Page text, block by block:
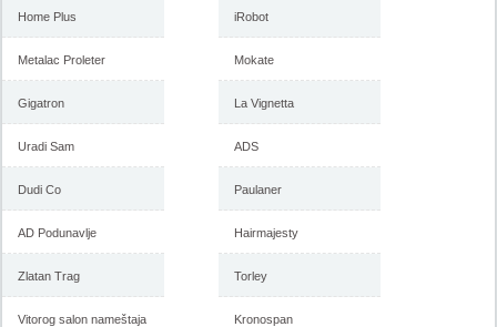
Home Plus
Metalac Proleter
Gigatron
Uradi Sam
Dudi Co
AD Podunavlje
Zlatan Trag
Vitorog salon nameštaja
iRobot
Mokate
La Vignetta
ADS
Paulaner
Hairmajesty
Torley
Kronospan